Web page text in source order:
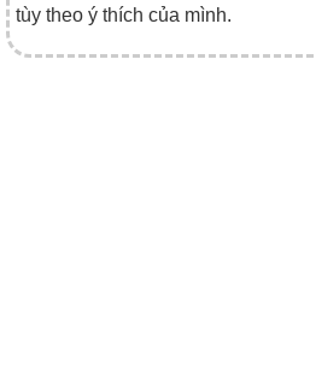
tùy theo ý thích của mình.